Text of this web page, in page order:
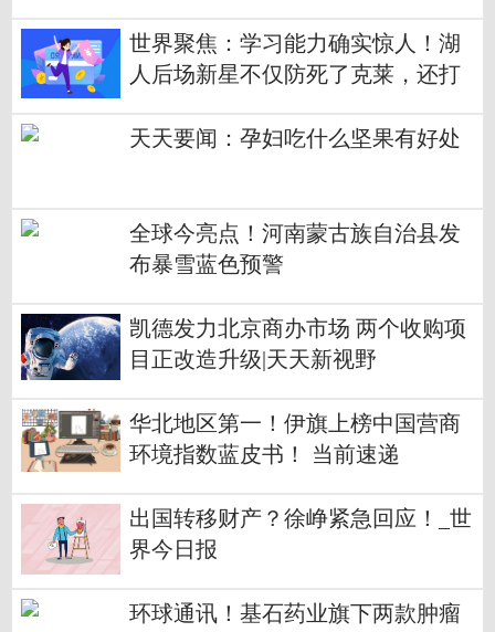
世界聚焦：学习能力确实惊人！湖
人后场新星不仅防死了克莱，还打
天天要闻：孕妇吃什么坚果有好处
全球今亮点！河南蒙古族自治县发
布暴雪蓝色预警
凯德发力北京商办市场 两个收购项
目正改造升级|天天新视野
华北地区第一！伊旗上榜中国营商
环境指数蓝皮书！ 当前速递
出国转移财产？徐峥紧急回应！_世
界今日报
环球通讯！基石药业旗下两款肿瘤